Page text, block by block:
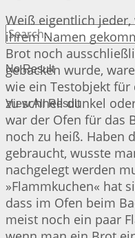
No Result
View All Result
Weiß eigentlich
ihrem Namen
Brot noch
gebacken wurde,
wie ein Testobjekt
zu schnell dunkel
war der Ofen für das
noch zu heiß. Haben
gebraucht, wusste
nachgelegt werden
»Flammkuchen« hat
dass im Ofen beim
meist noch ein paar